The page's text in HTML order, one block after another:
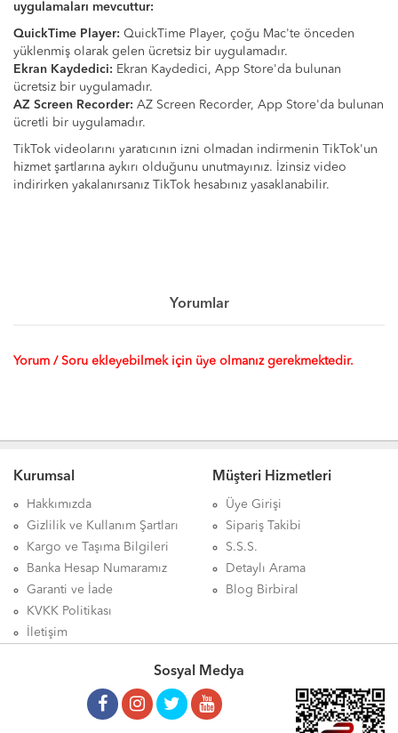
uygulamaları mevcuttur:
QuickTime Player: QuickTime Player, çoğu Mac'te önceden
yüklenmiş olarak gelen ücretsiz bir uygulamadır.
Ekran Kaydedici: Ekran Kaydedici, App Store'da bulunan
ücretsiz bir uygulamadır.
AZ Screen Recorder: AZ Screen Recorder, App Store'da bulunan
ücretli bir uygulamadır.
TikTok videolarını yaratıcının izni olmadan indirmenin TikTok'un
hizmet şartlarına aykırı olduğunu unutmayınız. İzinsiz video
indirirken yakalanırsanız TikTok hesabınız yasaklanabilir.
Yorumlar
Yorum / Soru ekleyebilmek için üye olmanız gerekmektedir.
Kurumsal
Hakkımızda
Gizlilik ve Kullanım Şartları
Kargo ve Taşıma Bilgileri
Banka Hesap Numaramız
Garanti ve İade
KVKK Politikası
İletişim
Müşteri Hizmetleri
Üye Girişi
Sipariş Takibi
S.S.S.
Detaylı Arama
Blog Birbiral
Sosyal Medya